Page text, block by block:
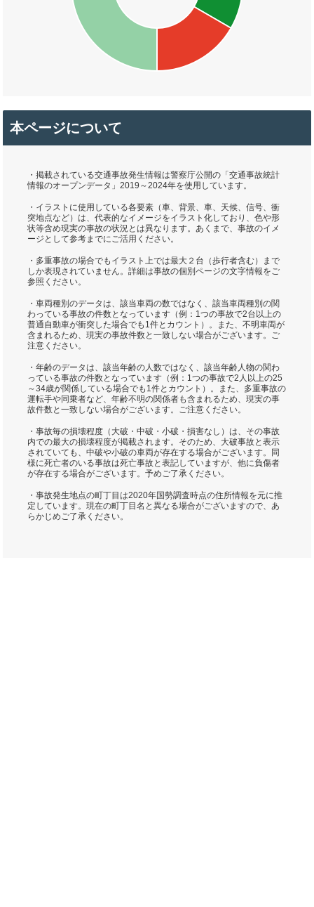
本ページについて
・掲載されている交通事故発生情報は警察庁公開の「交通事故統計
情報のオープンデータ」2019～2024年を使用しています。
・イラストに使用している各要素（車、背景、車、天候、信号、衝
突地点など）は、代表的なイメージをイラスト化しており、色や形
状等含め現実の事故の状況とは異なります。あくまで、事故のイメ
ージとして参考までにご活用ください。
・多重事故の場合でもイラスト上では最大２台（歩行者含む）まで
しか表現されていません。詳細は事故の個別ページの文字情報をご
参照ください。
・車両種別のデータは、該当車両の数ではなく、該当車両種別の関
わっている事故の件数となっています（例：1つの事故で2台以上の
普通自動車が衝突した場合でも1件とカウント）。また、不明車両が
含まれるため、現実の事故件数と一致しない場合がございます。ご
注意ください。
・年齢のデータは、該当年齢の人数ではなく、該当年齢人物の関わ
っている事故の件数となっています（例：1つの事故で2人以上の25
～34歳が関係している場合でも1件とカウント）。また、多重事故の
運転手や同乗者など、年齢不明の関係者も含まれるため、現実の事
故件数と一致しない場合がございます。ご注意ください。
・事故毎の損壊程度（大破・中破・小破・損害なし）は、その事故
内での最大の損壊程度が掲載されます。そのため、大破事故と表示
されていても、中破や小破の車両が存在する場合がございます。同
様に死亡者のいる事故は死亡事故と表記していますが、他に負傷者
が存在する場合がございます。予めご了承ください。
・事故発生地点の町丁目は2020年国勢調査時点の住所情報を元に推
定しています。現在の町丁目名と異なる場合がございますので、あ
らかじめご了承ください。